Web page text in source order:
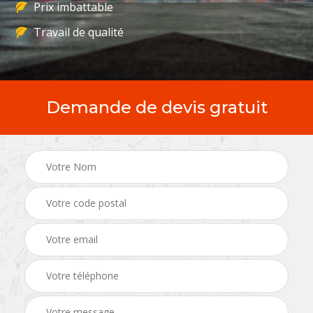
Prix imbattable
Travail de qualité
Demande de devis gratuit